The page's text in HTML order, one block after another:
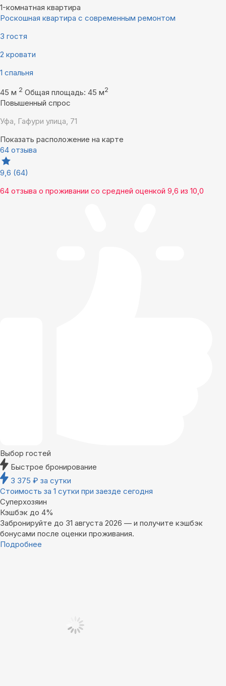
1-комнатная квартира
Роскошная квартира с современным ремонтом
3 гостя
2 кровати
1 спальня
45 м 2 Общая площадь: 45 м2
Повышенный спрос
Уфа, Гафури улица, 71
Показать расположение на карте
64 отзыва
9,6 (64)
64 отзыва о проживании со средней оценкой 9,6 из 10,0
Выбор гостей
Быстрое бронирование
3 375 ₽ за сутки
Стоимость за 1 сутки при заезде сегодня
Суперхозяин
Кэшбэк до 4%
Забронируйте до 31 августа 2026 — и получите кэшбэк
бонусами после оценки проживания.
Подробнее